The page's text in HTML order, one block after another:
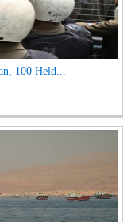
100 Held...